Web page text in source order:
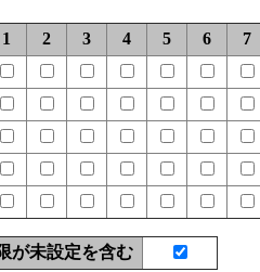
1 2 3 4 5 6
7
が未設定を含む